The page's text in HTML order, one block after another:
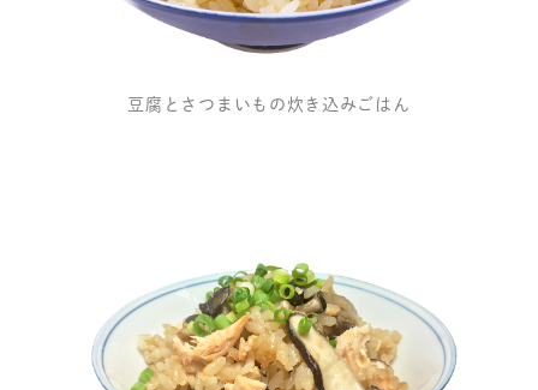
豆腐とさつまいもの炊き込みごはん